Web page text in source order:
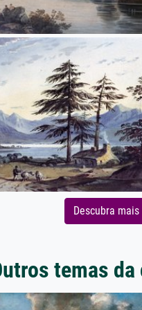
Descubra
temas